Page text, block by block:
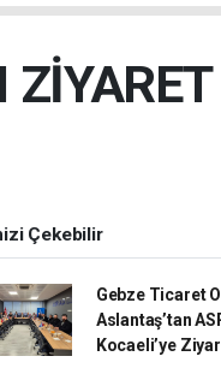
ZİYARET
Çekebilir
Gebze Ticaret
Aslantaş’tan
Kocaeli’ye